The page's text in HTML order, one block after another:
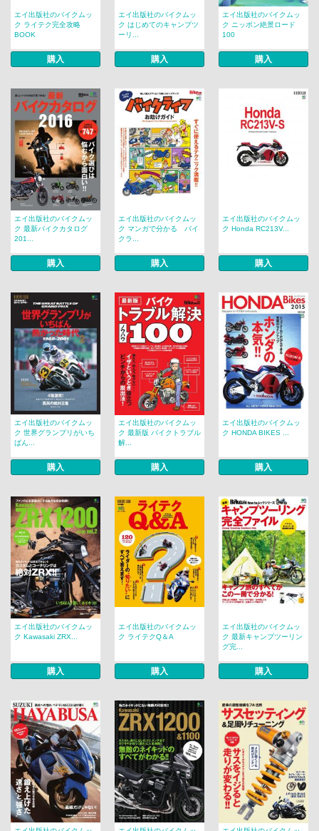
エイ出版社のバイクムッ
ク ライテク完全攻略
BOOK
購入
エイ出版社のバイクムッ
ク はじめてのキャンプツ
ーリ...
購入
エイ出版社のバイクムッ
ク ニッポン絶景ロード
100
購入
エイ出版社のバイクムッ
ク 最新バイクカタログ
201...
購入
エイ出版社のバイクムッ
ク マンガで分かる バイ
クラ...
購入
エイ出版社のバイクムッ
ク Honda RC213V...
購入
エイ出版社のバイクムッ
ク 世界グランプリがいち
ばん...
購入
エイ出版社のバイクムッ
ク 最新版 バイクトラブル
解...
購入
エイ出版社のバイクムッ
ク HONDA BIKES ...
購入
エイ出版社のバイクムッ
ク Kawasaki ZRX...
購入
エイ出版社のバイクムッ
ク ライテクQ＆A
購入
エイ出版社のバイクムッ
ク 最新キャンプツーリン
グ完...
購入